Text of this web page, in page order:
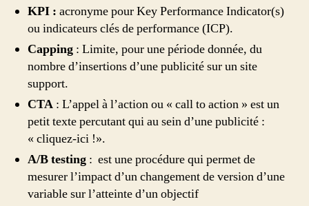
KPI : acronyme pour Key Performance Indicator(s)
ou indicateurs clés de performance (ICP).
Capping : Limite, pour une période donnée, du
nombre d’insertions d’une publicité sur un site
support.
CTA : L’appel à l’action ou « call to action » est un
petit texte percutant qui au sein d’une publicité :
« cliquez-ici !».
A/B testing : est une procédure qui permet de
mesurer l’impact d’un changement de version d’une
variable sur l’atteinte d’un objectif